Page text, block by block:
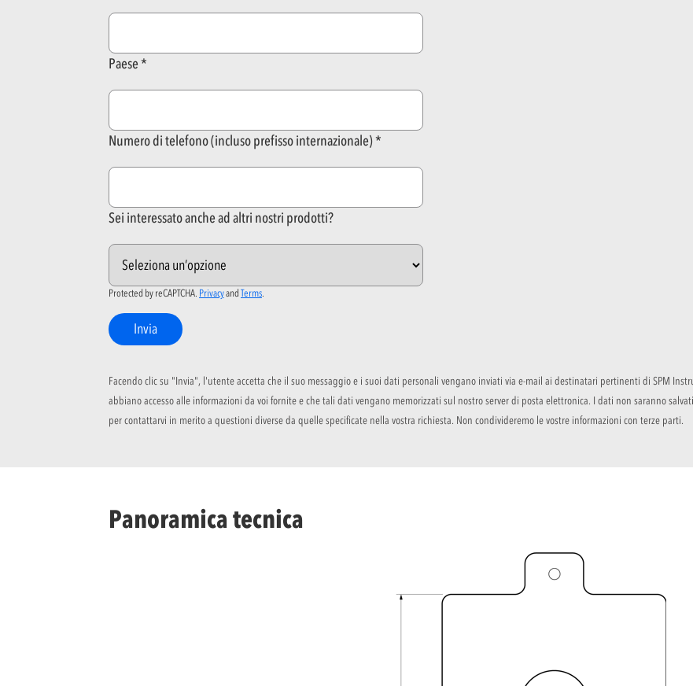
Paese
Numero di telefono (incluso prefisso internazionale)
Sei interessato anche ad altri nostri prodotti?
Protected by reCAPTCHA. Privacyand Terms.
Invia
Facendo clic su "Invia", l'utente accetta che il suo messaggio e i suoi dati personali vengano inviati via e-mail ai destinatari pertinenti di SPM
abbiano accesso alle informazioni da voi fornite e che tali dati vengano memorizzati sul nostro server di posta elettronica. I dati non saranno
per contattarvi in merito a questioni diverse da quelle specificate nella vostra richiesta. Non condivideremo le vostre informazioni con terze parti.
Panoramica tecnica